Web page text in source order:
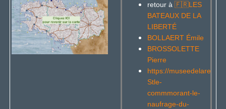
retour à 🇫🇷LES
BATEAUX DE LA
LIBERTÉ
BOLLAERT Émile
BROSSOLETTE
Pierre
https://
Stle-
commmorant-le-
naufrage-du-